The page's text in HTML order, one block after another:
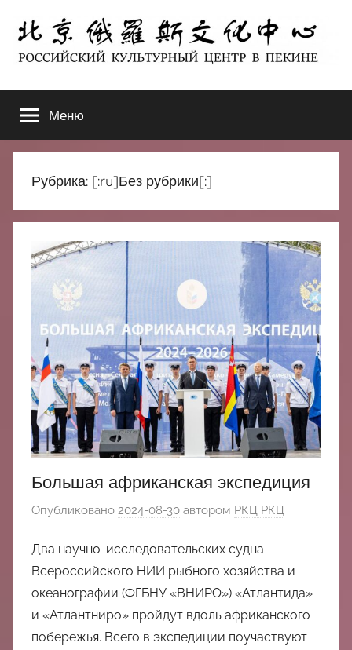
содержимому
北
京
俄
罗
斯
文
化
中
心
ЦЕНТР
В
ПЕКИНЕ
Меню
Рубрика: [:ru]Без рубрики[:]
Большая африканская экспедиция
Опубликовано 2024-08-30 автором РКЦ РКЦ
Два научно-исследовательских судна
Всероссийского НИИ рыбного хозяйства и
океанографии (ФГБНУ «ВНИРО») «Атлантида»
и «Атлантниро» пройдут вдоль африканского
побережья. Всего в экспедиции поучаствуют